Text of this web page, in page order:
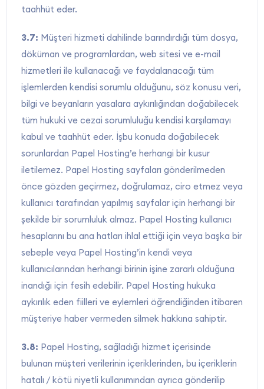
taahhüt eder.
3.7: Müşteri hizmeti dahilinde barındırdığı tüm dosya,
döküman ve programlardan, web sitesi ve e-mail
hizmetleri ile kullanacağı ve faydalanacağı tüm
işlemlerden kendisi sorumlu olduğunu, söz konusu veri,
bilgi ve beyanların yasalara aykırılığından doğabilecek
tüm hukuki ve cezai sorumluluğu kendisi karşılamayı
kabul ve taahhüt eder. İşbu konuda doğabilecek
sorunlardan Papel Hosting’e herhangi bir kusur
iletilemez. Papel Hosting sayfaları gönderilmeden
önce gözden geçirmez, doğrulamaz, ciro etmez veya
kullanıcı tarafından yapılmış sayfalar için herhangi bir
şekilde bir sorumluluk almaz. Papel Hosting kullanıcı
hesaplarını bu ana hatları ihlal ettiği için veya başka bir
sebeple veya Papel Hosting’in kendi veya
kullanıcılarından herhangi birinin işine zararlı olduğuna
inandığı için fesih edebilir. Papel Hosting hukuka
aykırılık eden fiilleri ve eylemleri öğrendiğinden itibaren
müşteriye haber vermeden silmek hakkına sahiptir.
3.8: Papel Hosting, sağladığı hizmet içerisinde
bulunan müşteri verilerinin içeriklerinden, bu içeriklerin
hatalı / kötü niyetli kullanımından ayrıca gönderilip